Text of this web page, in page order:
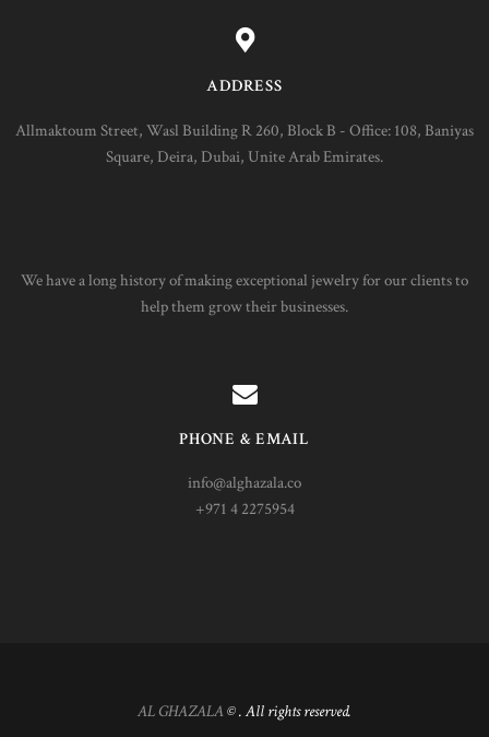
ADDRESS
Allmaktoum Street, Wasl Building R 260, Block B - Office: 108, Baniyas
Square, Deira, Dubai, Unite Arab Emirates.
We have a long history of making exceptional jewelry for our clients to
help them grow their businesses.
PHONE & EMAIL
info@alghazala.co
+971 4 2275954
AL GHAZALA © . All rights reserved.